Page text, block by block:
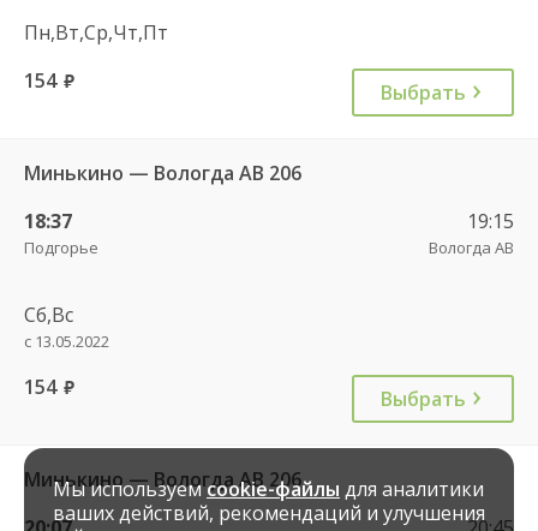
Пн,Вт,Ср,Чт,Пт
154 руб. Выбрать
Минькино — Вологда АВ 206
18:37
Подгорье
19:15
Вологда АВ
Сб,Вс
с 13.05.2022
154 руб. Выбрать
Минькино — Вологда АВ 206
Мы используемcookie-файлы для аналитики
ваших действий, рекомендаций и улучшения